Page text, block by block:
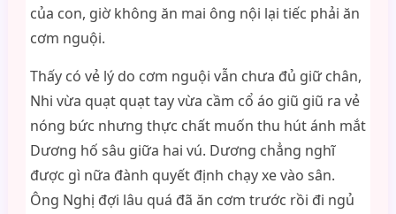
của con, giờ không ăn mai ông nội lại tiếc phải ăn
cơm nguội.
Thấy có vẻ lý do cơm nguội vẫn chưa đủ giữ chân,
Nhi vừa quạt quạt tay vừa cầm cổ áo giũ giũ ra vẻ
nóng bức nhưng thực chất muốn thu hút ánh mắt
Dương hố sâu giữa hai vú. Dương chẳng nghĩ
được gì nữa đành quyết định chạy xe vào sân.
Ông Nghị đợi lâu quá đã ăn cơm trước rồi đi ngủ